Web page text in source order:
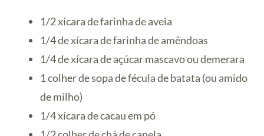
1/2 xícara de farinha de aveia
1/4 de xícara de farinha de amêndoas
1/4 de xícara de açúcar mascavo ou demerara
1 colher de sopa de fécula de batata (ou amido
de milho)
1/4 xícara de cacau em pó